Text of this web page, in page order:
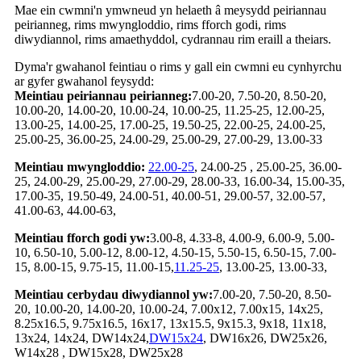
Mae ein cwmni'n ymwneud yn helaeth â meysydd peiriannau
peirianneg, rims mwyngloddio, rims fforch godi, rims
diwydiannol, rims amaethyddol, cydrannau rim eraill a theiars.
Dyma'r gwahanol feintiau o rims y gall ein cwmni eu cynhyrchu
ar gyfer gwahanol feysydd:
Meintiau peiriannau peirianneg:7.00-20, 7.50-20, 8.50-20,
10.00-20, 14.00-20, 10.00-24, 10.00-25, 11.25-25, 12.00-25,
13.00-25, 14.00-25, 17.00-25, 19.50-25, 22.00-25, 24.00-25,
25.00-25, 36.00-25, 24.00-29, 25.00-29, 27.00-29, 13.00-33
Meintiau mwyngloddio: 22.00-25, 24.00-25 , 25.00-25, 36.00-
25, 24.00-29, 25.00-29, 27.00-29, 28.00-33, 16.00-34, 15.00-35,
17.00-35, 19.50-49, 24.00-51, 40.00-51, 29.00-57, 32.00-57,
41.00-63, 44.00-63,
Meintiau fforch godi yw:3.00-8, 4.33-8, 4.00-9, 6.00-9, 5.00-
10, 6.50-10, 5.00-12, 8.00-12, 4.50-15, 5.50-15, 6.50-15, 7.00-
15, 8.00-15, 9.75-15, 11.00-15,11.25-25, 13.00-25, 13.00-33,
Meintiau cerbydau diwydiannol yw:7.00-20, 7.50-20, 8.50-
20, 10.00-20, 14.00-20, 10.00-24, 7.00x12, 7.00x15, 14x25,
8.25x16.5, 9.75x16.5, 16x17, 13x15.5, 9x15.3, 9x18, 11x18,
13x24, 14x24, DW14x24,DW15x24, DW16x26, DW25x26,
W14x28 , DW15x28, DW25x28